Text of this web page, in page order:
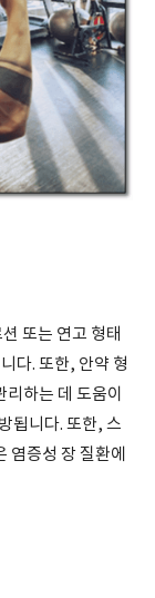
또는 연고 형태
다. 또한, 안약 형
하는 데 도움이
됩니다. 또한, 스
염증성 장 질환에